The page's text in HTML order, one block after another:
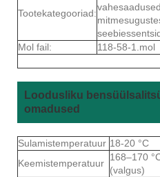
Tootekategooriad:
Mol fail:
118-58-1.mol
Loodusliku
omadused
Sulamistemperatuur 18-20 °C
Keemistemperatuur
168–170
(valgus)